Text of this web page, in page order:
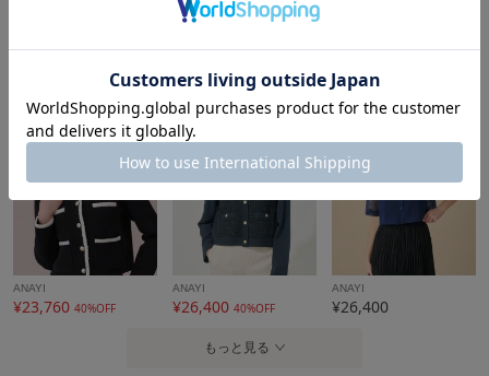
¥21,780 40%OFF ¥21,780
ANAYI
¥23,760 40%OFF
ANAYI
¥26,400 40%OFF
ANAYI
¥26,400
もっと見る